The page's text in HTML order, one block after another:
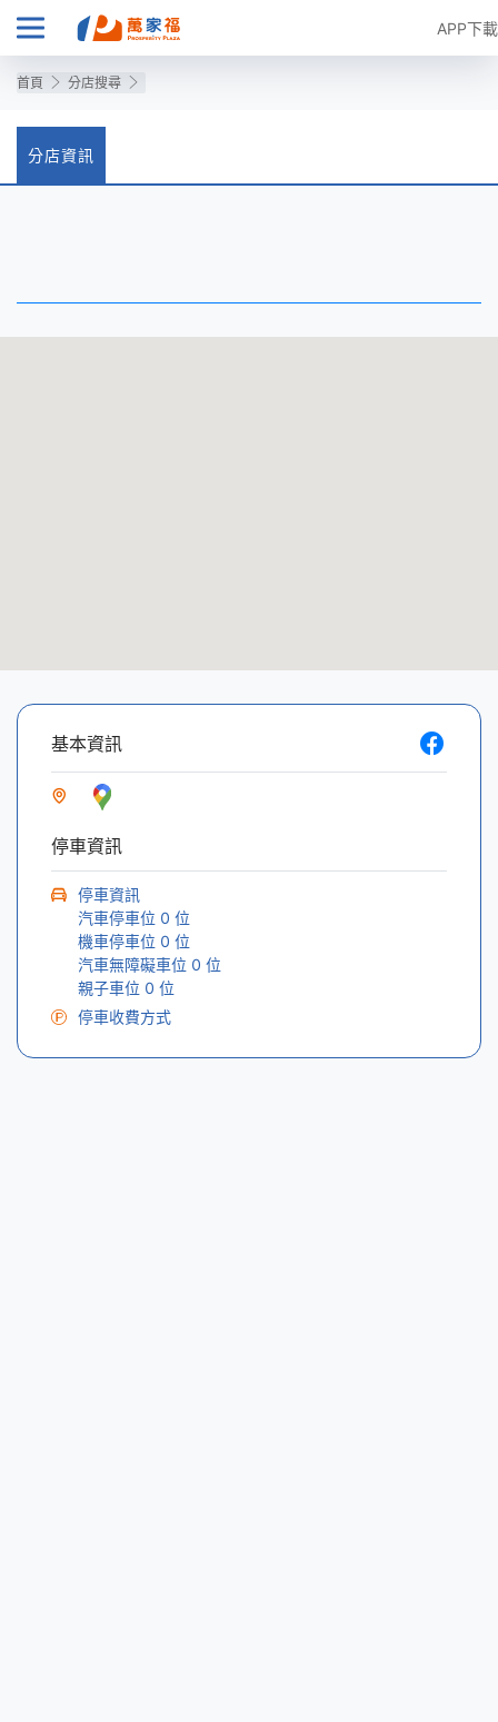
APP下載
首頁 分店搜尋
分店資訊
基本資訊
停車資訊
停車資訊
汽車停車位 0 位
機車停車位 0 位
汽車無障礙車位 0 位
親子車位 0 位
停車收費方式